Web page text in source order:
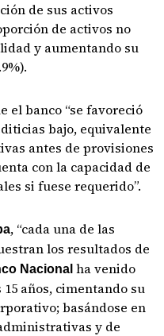
de sus activos
de activos no
y aumentando su
el banco “se favoreció
bajo, equivalente
antes de provisiones
con la capacidad de
si fuese requerido”.
, “cada una de las
los resultados de
Nacional ha venido
años, cimentando su
basándose en
y de